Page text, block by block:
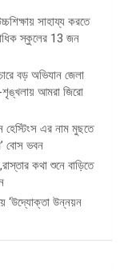
সাহায্য করতে
স্কুলের 13 জন
বড় অভিযান জেলা
আমরা জিরো
এর নাম মুছতে
বোস ভবন
কথা শুনে বাড়িতে
‘উদ্যোক্তা উন্নয়ন